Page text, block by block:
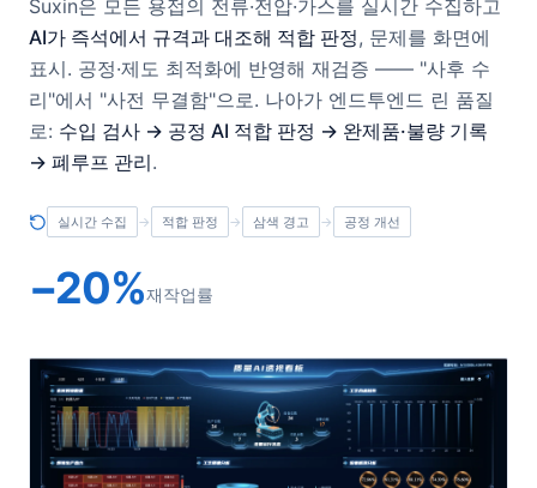
Suxin은 모든 용접의 전류·전압·가스를 실시간 수집하고
AI가 즉석에서 규격과 대조해 적합 판정, 문제를 화면에
표시. 공정·제도 최적화에 반영해 재검증 —— "사후 수
리"에서 "사전 무결함"으로. 나아가 엔드투엔드 린 품질
로: 수입 검사 → 공정 AI 적합 판정 → 완제품·불량 기록
→ 폐루프 관리.
실시간 수집 → 적합 판정 → 삼색 경고 → 공정 개선
−20%재작업률